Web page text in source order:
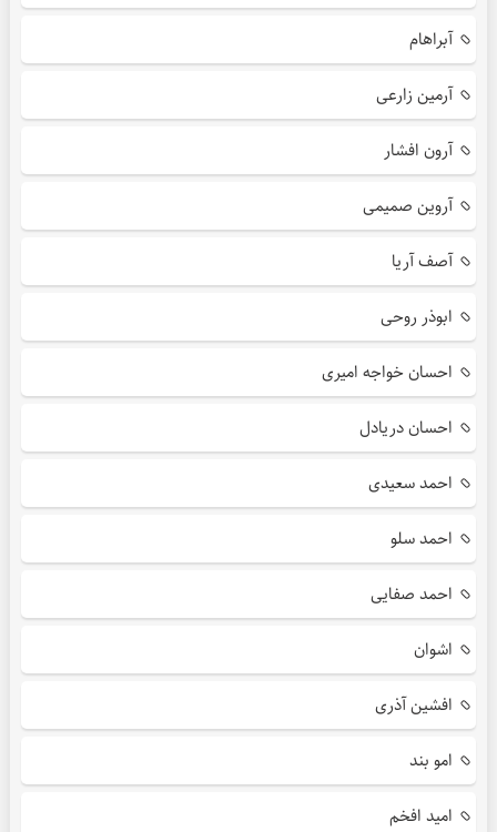
آبراهام
آرمین زارعی
آرون افشار
آروین صمیمی
آصف آریا
ابوذر روحی
احسان خواجه امیری
احسان دریادل
احمد سعیدی
احمد سلو
احمد صفایی
اشوان
افشین آذری
امو بند
امید افخم